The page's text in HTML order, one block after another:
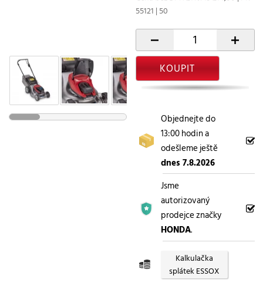
55121 | 50
- +
KOUPIT
Objednejte do
13:00 hodin a
odešleme ještě
dnes 7.8.2026
Jsme
autorizovaný
prodejce značky
HONDA.
Kalkulačka
splátek ESSOX